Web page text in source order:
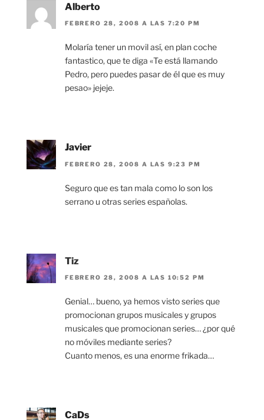
Alberto
FEBRERO 28, 2008 A LAS 7:20 PM
Molaría tener un movil así, en plan coche
fantastico, que te diga «Te está llamando
Pedro, pero puedes pasar de él que es muy
pesao» jejeje.
Javier
FEBRERO 28, 2008 A LAS 9:23 PM
Seguro que es tan mala como lo son los
serrano u otras series españolas.
Tiz
FEBRERO 28, 2008 A LAS 10:52 PM
Genial… bueno, ya hemos visto series que
promocionan grupos musicales y grupos
musicales que promocionan series… ¿por qué
no móviles mediante series?
Cuanto menos, es una enorme frikada…
CaDs